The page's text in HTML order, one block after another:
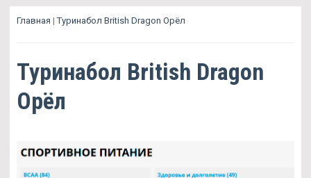
Главная |Туринабол British Dragon Орёл
Туринабол British Dragon
Орёл